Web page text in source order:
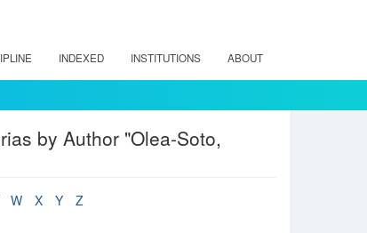
INDEXED INSTITUTIONS ABOUT
by Author "Olea-Soto,
W X Y
Z